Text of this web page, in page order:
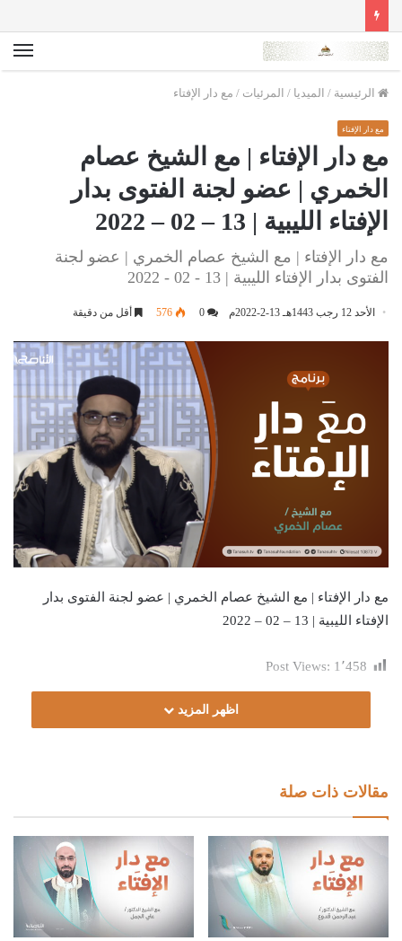
الرئيسية / الميديا / المرئيات / مع دار الإفتاء
مع دار الإفتاء
مع دار الإفتاء | مع الشيخ عصام
الخمري | عضو لجنة الفتوى بدار
الإفتاء الليبية | 13 – 02 – 2022
مع دار الإفتاء | مع الشيخ عصام الخمري | عضو لجنة
الفتوى بدار الإفتاء الليبية | 13 - 02 - 2022
الأحد 12 رجب 1443هـ 13-2-2022م 0
576 أقل من دقيقة
مع دار الإفتاء | مع الشيخ عصام الخمري | عضو لجنة الفتوى بدار
الإفتاء الليبية | 13 – 02 – 2022
Post Views: 1٬458
اظهر المزيد
مقالات ذات صلة